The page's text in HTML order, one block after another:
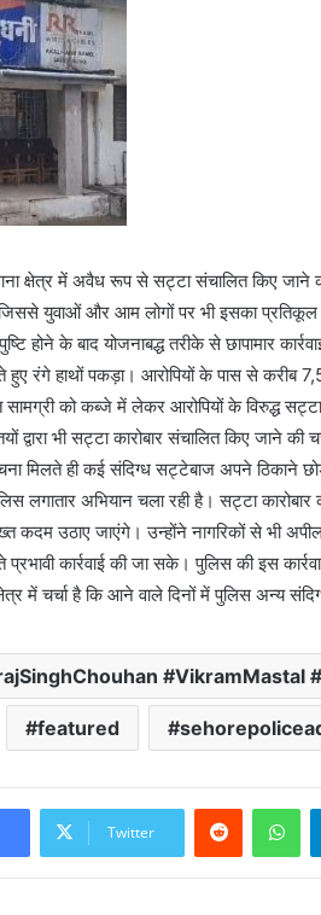
क्षेत्र में अवैध रूप से सट्टा संचालित किए जाने
युवाओं और आम लोगों पर भी इसका
होने के बाद योजनाबद्ध तरीके से छापामार
हुए रंगे हाथों पकड़ा। आरोपियों के पास से करीब
को कब्जे में लेकर आरोपियों के विरुद्ध
द्वारा भी सट्टा कारोबार संचालित किए जाने की
मिलते ही कई संदिग्ध सट्टेबाज अपने ठिकाने
लगातार अभियान चला रही है। सट्टा
कदम उठाए जाएंगे। उन्होंने नागरिकों से भी
कार्रवाई की जा सके। पुलिस की इस
में चर्चा है कि आने वाले दिनों में पुलिस अन्य
#VikramMastal
featured
Twitter